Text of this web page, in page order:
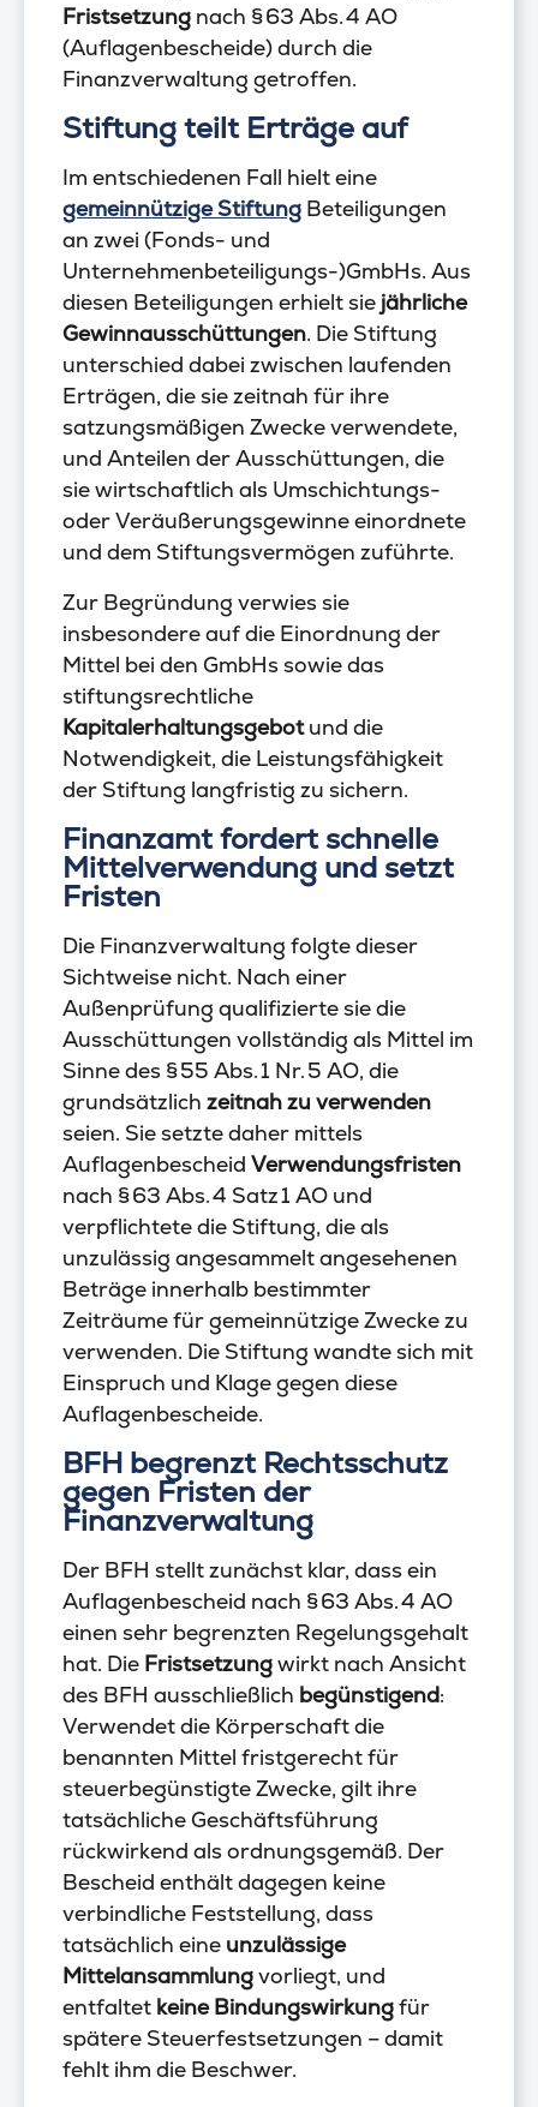
Fristsetzung nach § 63 Abs. 4 AO
(Auflagenbescheide) durch die
Finanzverwaltung getroffen.
Stiftung teilt Erträge auf
Im entschiedenen Fall hielt eine
gemeinnützige Stiftung Beteiligungen
an zwei (Fonds- und
Unternehmenbeteiligungs-)GmbHs. Aus
diesen Beteiligungen erhielt sie jährliche
Gewinnausschüttungen. Die Stiftung
unterschied dabei zwischen laufenden
Erträgen, die sie zeitnah für ihre
satzungsmäßigen Zwecke verwendete,
und Anteilen der Ausschüttungen, die
sie wirtschaftlich als Umschichtungs-
oder Veräußerungsgewinne einordnete
und dem Stiftungsvermögen zuführte.
Zur Begründung verwies sie
insbesondere auf die Einordnung der
Mittel bei den GmbHs sowie das
stiftungsrechtliche
Kapitalerhaltungsgebotund die
Notwendigkeit, die Leistungsfähigkeit
der Stiftung langfristig zu sichern.
Finanzamt fordert schnelle
Mittelverwendung und setzt
Fristen
Die Finanzverwaltung folgte dieser
Sichtweise nicht. Nach einer
Außenprüfung qualifizierte sie die
Ausschüttungen vollständig als Mittel im
Sinne des § 55 Abs. 1 Nr. 5 AO, die
grundsätzlich zeitnah zu verwenden
seien. Sie setzte daher mittels
Auflagenbescheid Verwendungsfristen
nach § 63 Abs. 4 Satz 1 AO und
verpflichtete die Stiftung, die als
unzulässig angesammelt angesehenen
Beträge innerhalb bestimmter
Zeiträume für gemeinnützige Zwecke zu
verwenden. Die Stiftung wandte sich mit
Einspruch und Klage gegen diese
Auflagenbescheide.
BFH begrenzt Rechtsschutz
gegen Fristen der
Finanzverwaltung
Der BFH stellt zunächst klar, dass ein
Auflagenbescheid nach § 63 Abs. 4 AO
einen sehr begrenzten Regelungsgehalt
hat. Die Fristsetzungwirkt nach Ansicht
des BFH ausschließlich begünstigend:
Verwendet die Körperschaft die
benannten Mittel fristgerecht für
steuerbegünstigte Zwecke, gilt ihre
tatsächliche Geschäftsführung
rückwirkend als ordnungsgemäß. Der
Bescheid enthält dagegen keine
verbindliche Feststellung, dass
tatsächlich eine unzulässige
Mittelansammlungvorliegt, und
entfaltet keine Bindungswirkungfür
spätere Steuerfestsetzungen – damit
fehlt ihm die Beschwer.